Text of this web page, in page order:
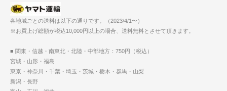
各地域ごとの送料は以下の通りです。（2023/4/1〜）
※お買上げ総額が税込10,000円以上の場合、送料無料とさせて頂きます。
■ 関東・信越・南東北・北陸・中部地方：750円（税込）
宮城・山形・福島
東京・神奈川・千葉・埼玉・茨城・栃木・群馬・山梨
新潟・長野